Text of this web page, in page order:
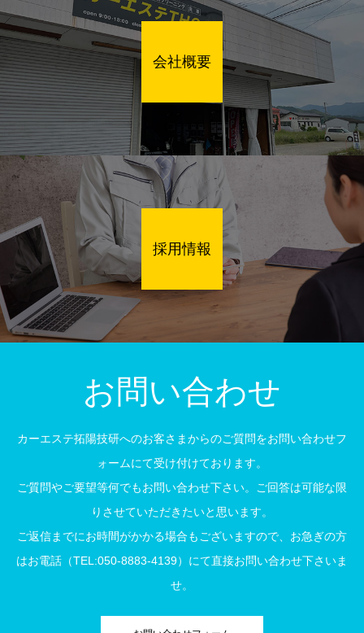
会社概要
採用情報
お問い合わせ
カーエステ拓陽技研へのお客さまからのご質問をお問い合わせフ
ォームにて受け付けております。
ご質問やご要望等何でもお問い合わせ下さい。ご回答は可能な限
りさせていただきたいと思います。
ご返信までにお時間がかかる場合もございますので、お急ぎの方
はお電話（TEL:050-8883-4139）にて直接お問い合わせ下さいま
せ。